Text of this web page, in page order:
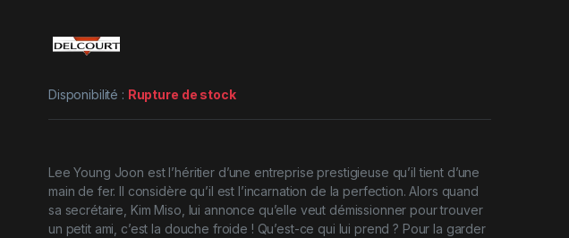
Disponibilité : Rupture de stock
Lee Young Joon est l’héritier d’une entreprise prestigieuse qu’il tient d’une
main de fer. Il considère qu’il est l’incarnation de la perfection. Alors quand
sa secrétaire, Kim Miso, lui annonce qu’elle veut démissionner pour trouver
un petit ami, c’est la douche froide ! Qu’est-ce qui lui prend ? Pour la garder